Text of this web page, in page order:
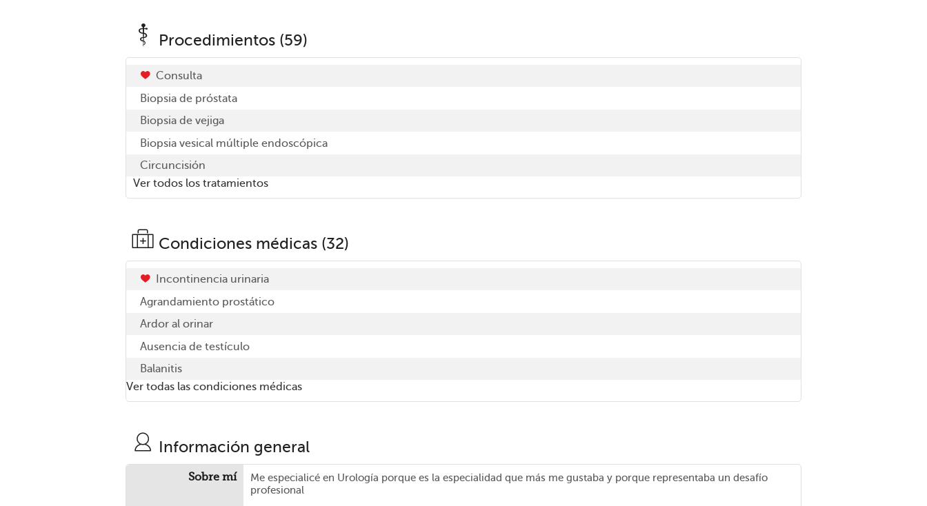
Procedimientos (59)
Consulta
Biopsia de próstata
Biopsia de vejiga
Biopsia vesical múltiple endoscópica
Circuncisión
Ver todos los tratamientos
Condiciones médicas (32)
Incontinencia urinaria
Agrandamiento prostático
Ardor al orinar
Ausencia de testículo
Balanitis
Ver todas las condiciones médicas
Información general
Sobre mí
Me especialicé en Urología porque es la especialidad que más me gustaba y porque representaba un desafío
profesional